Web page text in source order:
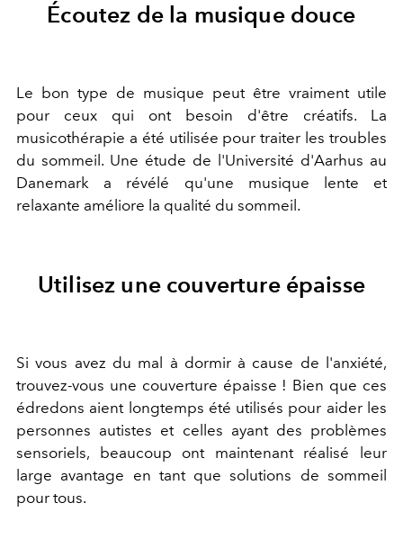
Écoutez de la musique douce
Le bon type de musique peut être vraiment utile
pour ceux qui ont besoin d'être créatifs. La
musicothérapie a été utilisée pour traiter les troubles
du sommeil. Une étude de l'Université d'Aarhus au
Danemark a révélé qu'une musique lente et
relaxante améliore la qualité du sommeil.
Utilisez une couverture épaisse
Si vous avez du mal à dormir à cause de l'anxiété,
trouvez-vous une couverture épaisse ! Bien que ces
édredons aient longtemps été utilisés pour aider les
personnes autistes et celles ayant des problèmes
sensoriels, beaucoup ont maintenant réalisé leur
large avantage en tant que solutions de sommeil
pour tous.